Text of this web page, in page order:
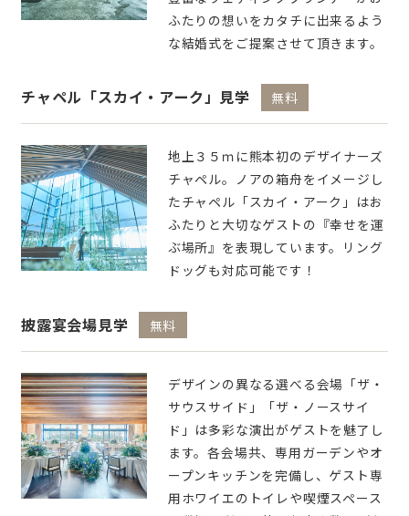
ふたりの想いをカタチに出来るよう
な結婚式をご提案させて頂きます。
チャペル「スカイ・アーク」見学 無料
地上３５ｍに熊本初のデザイナーズ
チャペル。ノアの箱舟をイメージし
たチャペル「スカイ・アーク」はお
ふたりと大切なゲストの『幸せを運
ぶ場所』を表現しています。リング
ドッグも対応可能です！
披露宴会場見学 無料
デザインの異なる選べる会場「ザ・
サウスサイド」「ザ・ノースサイ
ド」は多彩な演出がゲストを魅了し
ます。各会場共、専用ガーデンやオ
ープンキッチンを完備し、ゲスト専
用ホワイエのトイレや喫煙スペース